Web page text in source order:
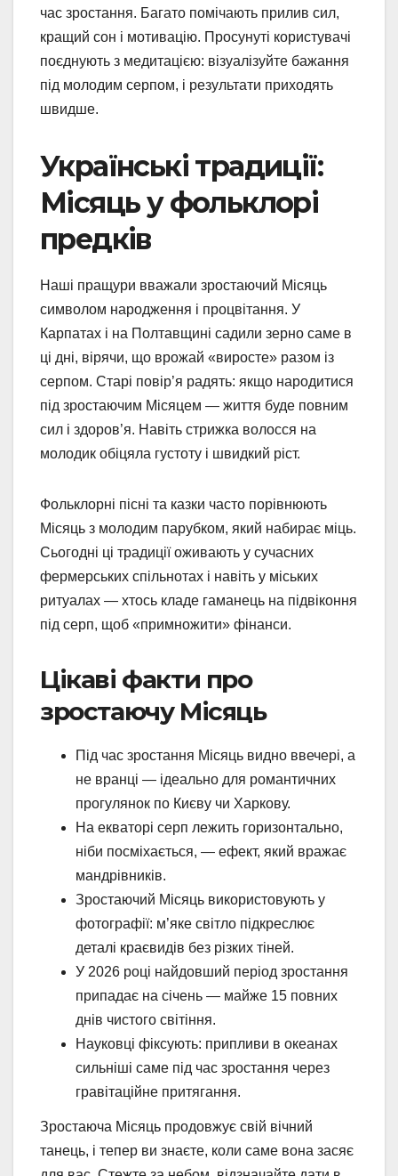
час зростання. Багато помічають прилив сил,
кращий сон і мотивацію. Просунуті користувачі
поєднують з медитацією: візуалізуйте бажання
під молодим серпом, і результати приходять
швидше.
Українські традиції:
Місяць у фольклорі
предків
Наші пращури вважали зростаючий Місяць
символом народження і процвітання. У
Карпатах і на Полтавщині садили зерно саме в
ці дні, вірячи, що врожай «виросте» разом із
серпом. Старі повір’я радять: якщо народитися
під зростаючим Місяцем — життя буде повним
сил і здоров’я. Навіть стрижка волосся на
молодик обіцяла густоту і швидкий ріст.
Фольклорні пісні та казки часто порівнюють
Місяць з молодим парубком, який набирає міць.
Сьогодні ці традиції оживають у сучасних
фермерських спільнотах і навіть у міських
ритуалах — хтось кладе гаманець на підвіконня
під серп, щоб «примножити» фінанси.
Цікаві факти про
зростаючу Місяць
Під час зростання Місяць видно ввечері, а
не вранці — ідеально для романтичних
прогулянок по Києву чи Харкову.
На екваторі серп лежить горизонтально,
ніби посміхається, — ефект, який вражає
мандрівників.
Зростаючий Місяць використовують у
фотографії: м’яке світло підкреслює
деталі краєвидів без різких тіней.
У 2026 році найдовший період зростання
припадає на січень — майже 15 повних
днів чистого світіння.
Науковці фіксують: припливи в океанах
сильніші саме під час зростання через
гравітаційне притягання.
Зростаюча Місяць продовжує свій вічний
танець, і тепер ви знаєте, коли саме вона засяє